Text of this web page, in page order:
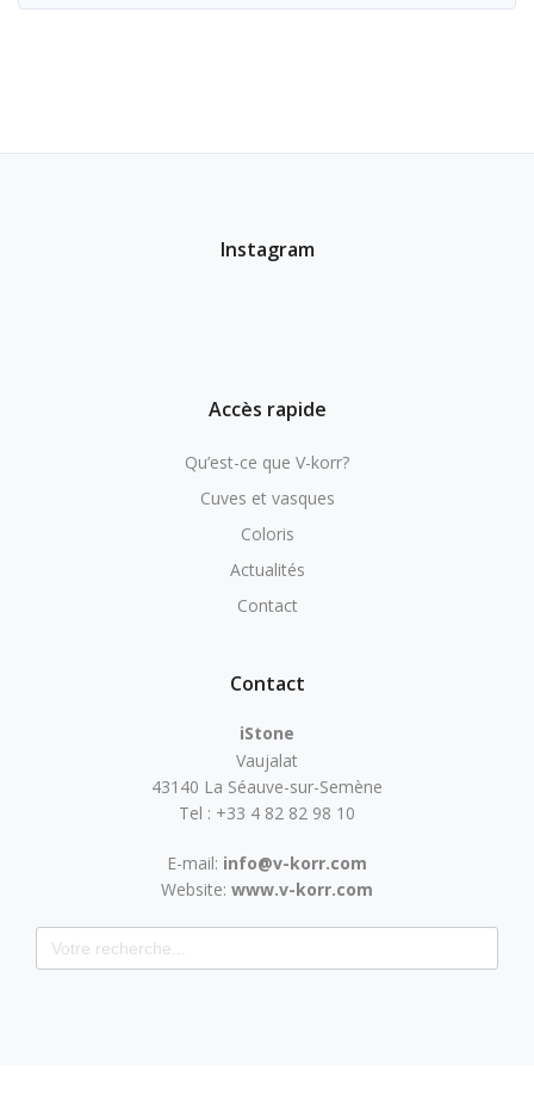
Instagram
Accès rapide
Qu’est-ce que V-korr?
Cuves et vasques
Coloris
Actualités
Contact
Contact
iStone
Vaujalat
43140 La Séauve-sur-Semène
Tel : +33 4 82 82 98 10
E-mail: info@v-korr.com
Website: www.v-korr.com